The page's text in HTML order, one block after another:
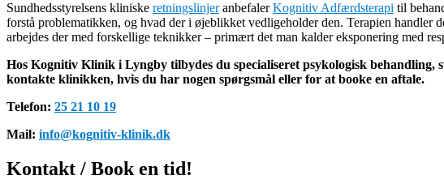
Sundhedsstyrelsens kliniske retningslinjeranbefalerKognitiv Adfærdsterapi til
forstå problematikken, og hvad der i øjeblikket vedligeholder den. Terapien handler
arbejdes der med forskellige teknikker – primært det man kalder eksponering med
Hos Kognitiv Klinik i Lyngby tilbydes du specialiseret psykologisk
kontakte klinikken, hvis du har nogen spørgsmål eller for at booke en aftale.
Telefon: 25 21 10 19
Mail: info@kognitiv-klinik.dk
Kontakt / Book en tid!